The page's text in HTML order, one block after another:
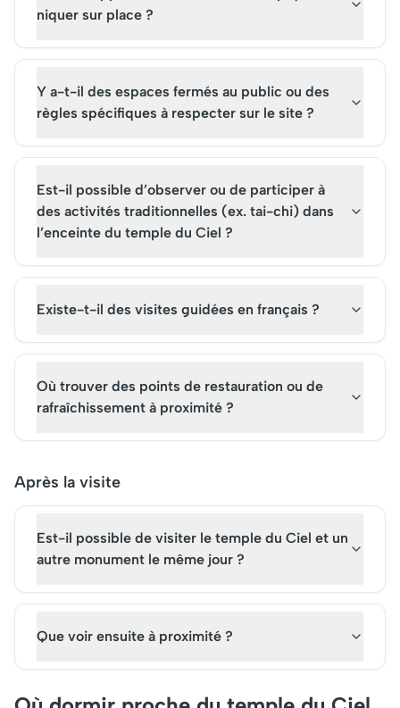
niquer sur place ?
Y a-t-il des espaces fermés au public ou des
règles spécifiques à respecter sur le site ?
Est-il possible d’observer ou de participer à
des activités traditionnelles (ex. tai-chi) dans
l’enceinte du temple du Ciel ?
Existe-t-il des visites guidées en français ?
Où trouver des points de restauration ou de
rafraîchissement à proximité ?
Après la visite
Est-il possible de visiter le temple du Ciel et un
autre monument le même jour ?
Que voir ensuite à proximité ?